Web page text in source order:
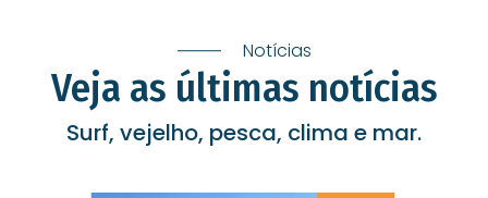
Notícias
Veja as últimas notícias
Surf, vejelho, pesca, clima e mar.